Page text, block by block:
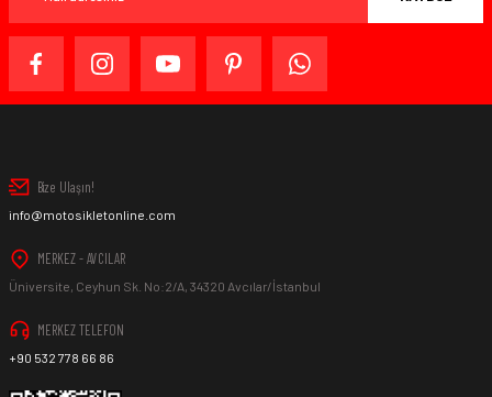
Bize Ulaşın!
info@motosikletonline.com
MERKEZ - AVCILAR
Üniversite, Ceyhun Sk. No:2/A, 34320 Avcılar/İstanbul
MERKEZ TELEFON
+90 532 778 66 86